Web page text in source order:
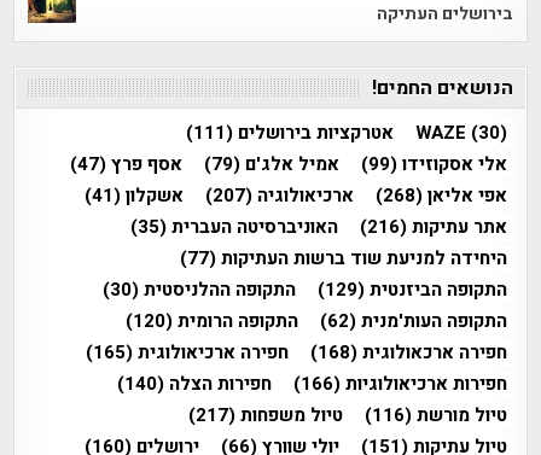
בירושלים העתיקה
הנושאים החמים!
WAZE (30) אטרקציות בירושלים (111)
אלי אסקוזידו(99) אמיל אלג'ם (79) אסף פרץ(47)
אפי אליאן(268) ארכיאולוגיה (207) אשקלון(41)
אתר עתיקות(216) האוניברסיטה העברית(35)
היחידה למניעת שוד ברשות העתיקות(77)
התקופה הביזנטית(129) התקופה ההלניסטית(30)
התקופה העות'מנית(62) התקופה הרומית(120)
חפירה ארכאולוגית(168) חפירה ארכיאולוגית(165)
חפירות ארכיאולוגיות(166) חפירות הצלה (140)
טיול מורשת(116) טיול משפחות(217)
טיול עתיקות(151) יולי שוורץ(66) ירושלים (160)